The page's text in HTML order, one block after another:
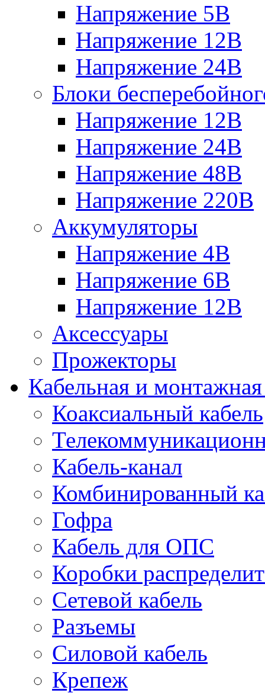
Напряжение 5В
Напряжение 12В
Напряжение 24В
Блоки
Напряжение 12В
Напряжение 24В
Напряжение 48В
Напряжение 220В
Аккумуляторы
Напряжение 4В
Напряжение 6В
Напряжение 12В
Аксессуары
Прожекторы
Кабельная и
Коаксиальный кабель
Кабель-канал
Комбинированный
Гофра
Кабель для ОПС
Коробки
Сетевой кабель
Разъемы
Силовой кабель
Крепеж